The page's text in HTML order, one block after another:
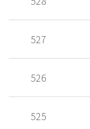
527
526
525